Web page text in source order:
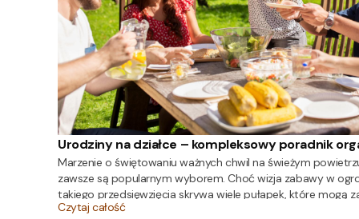
Urodziny na działce – kompleksowy poradnik
Marzenie o świętowaniu ważnych chwil na świeżym
zawsze są popularnym wyborem. Choć wizja zabawy w
takiego przedsięwzięcia skrywa wiele pułapek, które mogą
gospodarza. Z tego poradnika dowiesz się, jak przekuć
Czytaj całość